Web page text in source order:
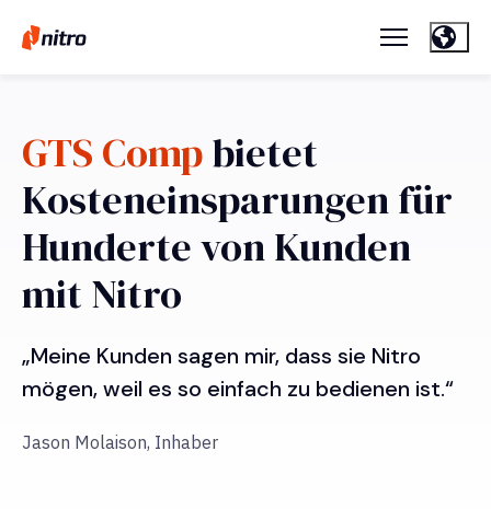
GTS Compbietet
Kosteneinsparungen für
Hunderte von Kunden
mit Nitro
„Meine Kunden sagen mir, dass sie Nitro
mögen, weil es so einfach zu bedienen ist.“
Jason Molaison, Inhaber